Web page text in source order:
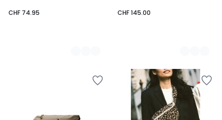
CHF 74.95 CHF 145.00